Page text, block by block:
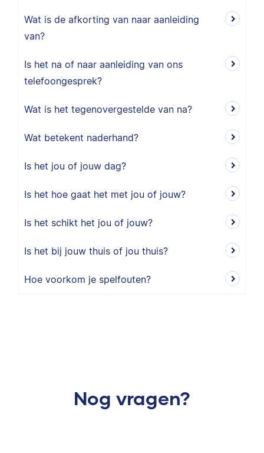
Wat is de afkorting van naar aanleiding
van?
Is het na of naar aanleiding van ons
telefoongesprek?
Wat is het tegenovergestelde van na?
Wat betekent naderhand?
Is het jou of jouw dag?
Is het hoe gaat het met jou of jouw?
Is het schikt het jou of jouw?
Is het bij jouw thuis of jou thuis?
Hoe voorkom je spelfouten?
Nog vragen?